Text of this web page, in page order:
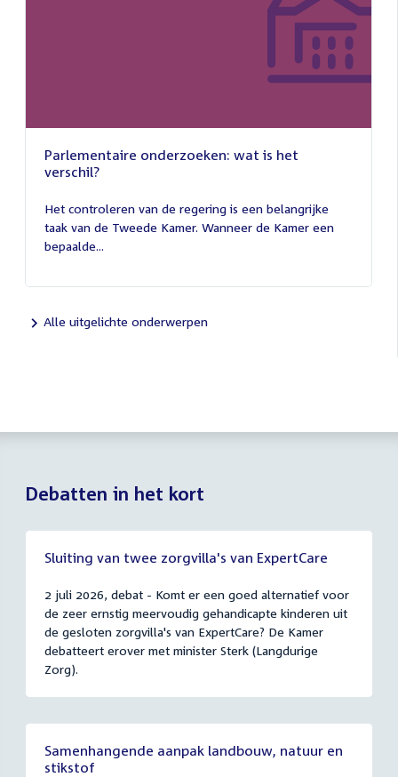
Parlementaire onderzoeken: wat is het
verschil?
juli
2026
Het controleren van de regering is een belangrijke
taak van de Tweede Kamer. Wanneer de Kamer een
bepaalde...
Alle uitgelichte onderwerpen
Debatten in het kort
Sluiting van twee zorgvilla's van ExpertCare
2 juli 2026, debat - Komt er een goed alternatief voor
de zeer ernstig meervoudig gehandicapte kinderen uit
de gesloten zorgvilla's van ExpertCare? De Kamer
debatteert erover met minister Sterk (Langdurige
Zorg).
Samenhangende aanpak landbouw, natuur en
stikstof